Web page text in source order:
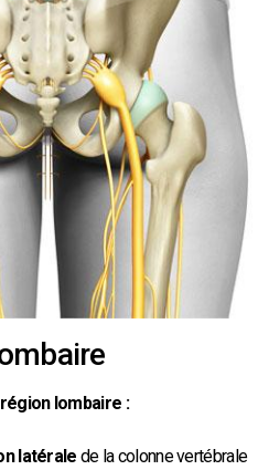
lombaire :
latérale de la colonne vertébrale